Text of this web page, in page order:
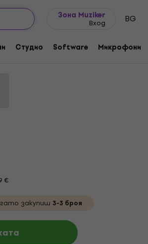
Зона Muziker
Вход BG
Студио Software Микрофони
€
закупиш 3-3 броя